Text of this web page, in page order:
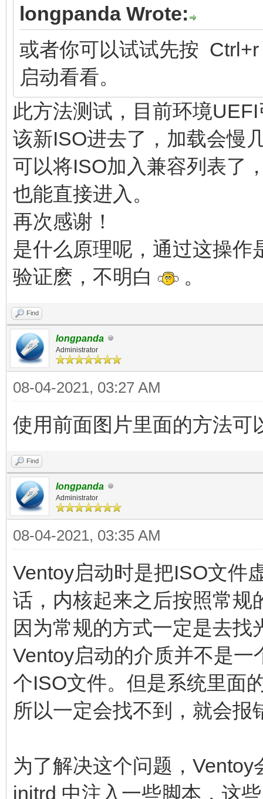
longpanda Wrote:
或者你可以试试先按
启动看看。
此方法测试，目前环境
该新ISO进去了，加载会慢
可以将ISO加入兼容列表了
也能直接进入。
再次感谢！
是什么原理呢，通过这操
验证麽，不明白
。
Find
longpanda
Administrator
08-04-2021, 03:27 AM
使用前面图片里面的方法可
Find
longpanda
Administrator
08-04-2021, 03:35 AM
Ventoy启动时是把ISO文件
话，内核起来之后按照常规
因为常规的方式一定是去
Ventoy启动的介质并不是
个ISO文件。但是系统里面
所以一定会找不到，就会
为了解决这个问题，
initrd 中注入一些脚本，这